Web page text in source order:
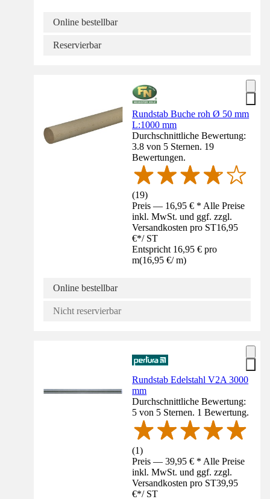
Online bestellbar
Reservierbar
Rundstab Buche roh Ø 50 mm
L:1000 mm
Durchschnittliche Bewertung:
3.8 von 5 Sternen. 19
Bewertungen.
(19)
Preis — 16,95 € * Alle Preise
inkl. MwSt. und ggf. zzgl.
Versandkosten pro ST16,95
€*/ ST
Entspricht 16,95 € pro
m(16,95 €/ m)
Online bestellbar
Nicht reservierbar
Rundstab Edelstahl V2A 3000
mm
Durchschnittliche Bewertung:
5 von 5 Sternen. 1 Bewertung.
(1)
Preis — 39,95 € * Alle Preise
inkl. MwSt. und ggf. zzgl.
Versandkosten pro ST39,95
€*/ ST